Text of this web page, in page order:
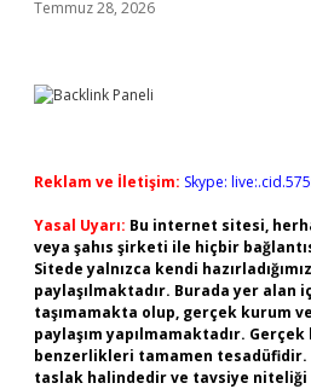
Temmuz 28, 2026
Reklam ve İletişim: Skype:
Yasal Uyarı: Bu internet sitesi,
veya şahıs şirketi ile hiçbir
Sitede yalnızca kendi
paylaşılmaktadır. Burada yer
taşımamakta olup, gerçek kurum
paylaşım yapılmamaktadır.
benzerlikleri tamamen
taslak halindedir ve tavsiye niteliği